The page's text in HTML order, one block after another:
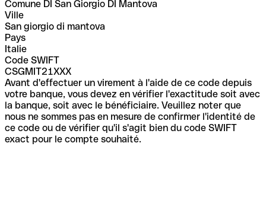
Comune DI San Giorgio DI Mantova
Ville
San giorgio di mantova
Pays
Italie
Code SWIFT
CSGMIT21XXX
Avant d'effectuer un virement à l'aide de ce code depuis
votre banque, vous devez en vérifier l'exactitude soit avec
la banque, soit avec le bénéficiaire. Veuillez noter que
nous ne sommes pas en mesure de confirmer l'identité de
ce code ou de vérifier qu'il s'agit bien du code SWIFT
exact pour le compte souhaité.